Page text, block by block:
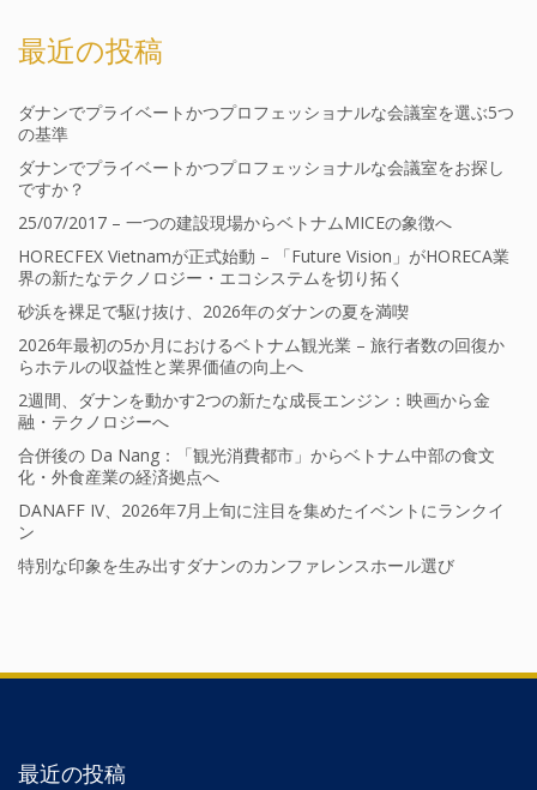
最近の投稿
ダナンでプライベートかつプロフェッショナルな会議室を選ぶ5つ
の基準
ダナンでプライベートかつプロフェッショナルな会議室をお探し
ですか？
25/07/2017 – 一つの建設現場からベトナムMICEの象徴へ
HORECFEX Vietnamが正式始動 – 「Future Vision」がHORECA業
界の新たなテクノロジー・エコシステムを切り拓く
砂浜を裸足で駆け抜け、2026年のダナンの夏を満喫
2026年最初の5か月におけるベトナム観光業 – 旅行者数の回復か
らホテルの収益性と業界価値の向上へ
2週間、ダナンを動かす2つの新たな成長エンジン：映画から金
融・テクノロジーへ
合併後の Da Nang：「観光消費都市」からベトナム中部の食文
化・外食産業の経済拠点へ
DANAFF IV、2026年7月上旬に注目を集めたイベントにランクイ
ン
特別な印象を生み出すダナンのカンファレンスホール選び
最近の投稿